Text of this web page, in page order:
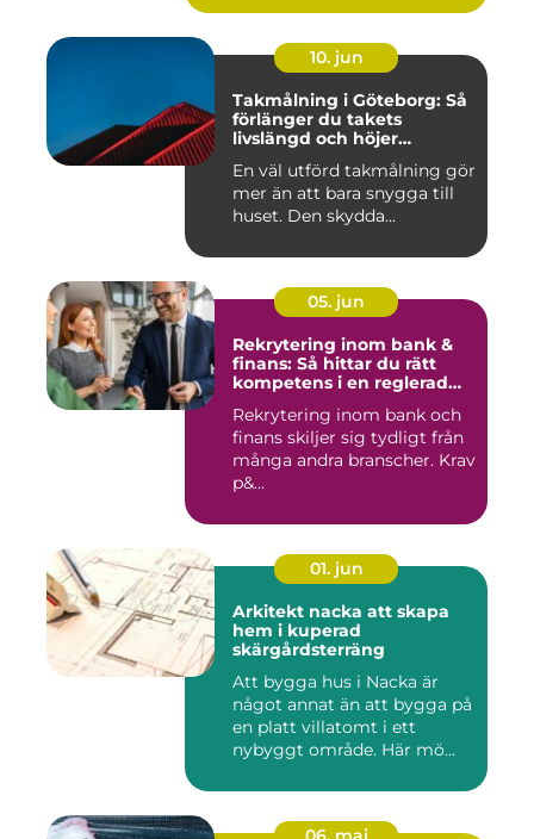
10. jun
Takmålning i Göteborg: Så
förlänger du takets
livslängd och höjer
En väl utförd takmålning gör
mer än att bara snygga till
huset. Den skydda...
05. jun
Rekrytering inom bank &
finans: Så hittar du rätt
kompetens i en reglerad
Rekrytering inom bank och
finans skiljer sig tydligt från
många andra branscher. Krav
p&...
01. jun
Arkitekt nacka att skapa
hem i kuperad
skärgårdsterräng
Att bygga hus i Nacka är
något annat än att bygga på
en platt villatomt i ett
nybyggt område. Här mö...